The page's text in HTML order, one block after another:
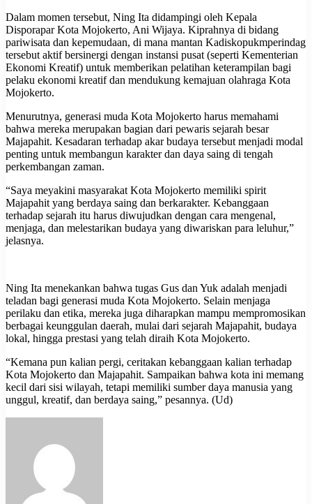
Dalam momen tersebut, Ning Ita didampingi oleh Kepala
Disporapar Kota Mojokerto, Ani Wijaya. Kiprahnya di bidang
pariwisata dan kepemudaan, di mana mantan Kadiskopukmperindag
tersebut aktif bersinergi dengan instansi pusat (seperti Kementerian
Ekonomi Kreatif) untuk memberikan pelatihan keterampilan bagi
pelaku ekonomi kreatif dan mendukung kemajuan olahraga Kota
Mojokerto.
Menurutnya, generasi muda Kota Mojokerto harus memahami
bahwa mereka merupakan bagian dari pewaris sejarah besar
Majapahit. Kesadaran terhadap akar budaya tersebut menjadi modal
penting untuk membangun karakter dan daya saing di tengah
perkembangan zaman.
“Saya meyakini masyarakat Kota Mojokerto memiliki spirit
Majapahit yang berdaya saing dan berkarakter. Kebanggaan
terhadap sejarah itu harus diwujudkan dengan cara mengenal,
menjaga, dan melestarikan budaya yang diwariskan para leluhur,”
jelasnya.
Ning Ita menekankan bahwa tugas Gus dan Yuk adalah menjadi
teladan bagi generasi muda Kota Mojokerto. Selain menjaga
perilaku dan etika, mereka juga diharapkan mampu mempromosikan
berbagai keunggulan daerah, mulai dari sejarah Majapahit, budaya
lokal, hingga prestasi yang telah diraih Kota Mojokerto.
“Kemana pun kalian pergi, ceritakan kebanggaan kalian terhadap
Kota Mojokerto dan Majapahit. Sampaikan bahwa kota ini memang
kecil dari sisi wilayah, tetapi memiliki sumber daya manusia yang
unggul, kreatif, dan berdaya saing,” pesannya. (Ud)